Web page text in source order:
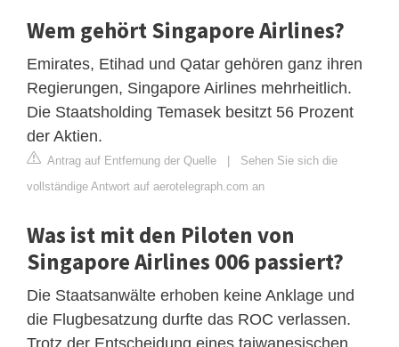
Wem gehört Singapore Airlines?
Emirates, Etihad und Qatar gehören ganz ihren
Regierungen, Singapore Airlines mehrheitlich.
Die Staatsholding Temasek besitzt 56 Prozent
der Aktien.
Antrag auf Entfernung der Quelle | Sehen Sie sich die
vollständige Antwort auf aerotelegraph.com an
Was ist mit den Piloten von
Singapore Airlines 006 passiert?
Die Staatsanwälte erhoben keine Anklage und
die Flugbesatzung durfte das ROC verlassen.
Trotz der Entscheidung eines taiwanesischen